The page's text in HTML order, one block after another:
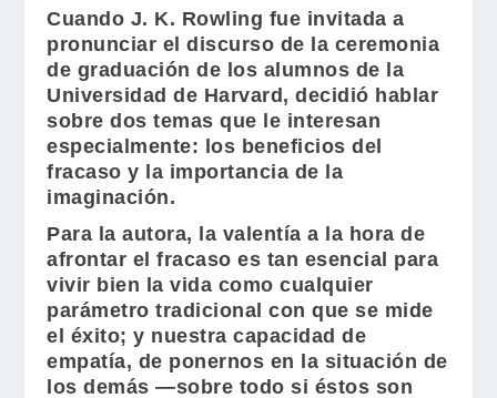
Cuando J. K. Rowling fue invitada a
pronunciar el discurso de la ceremonia
de graduación de los alumnos de la
Universidad de Harvard , decidió hablar
sobre dos temas que le interesan
especialmente: los beneficios del
fracaso y la importancia de la
imaginación.
Para la autora, la valentía a la hora de
afrontar el fracaso es tan esencial para
vivir bien la vida como cualquier
parámetro tradicional con que se mide
el éxito; y nuestra capacidad de
empatía, de ponernos en la situación de
los demás —sobre todo si éstos son